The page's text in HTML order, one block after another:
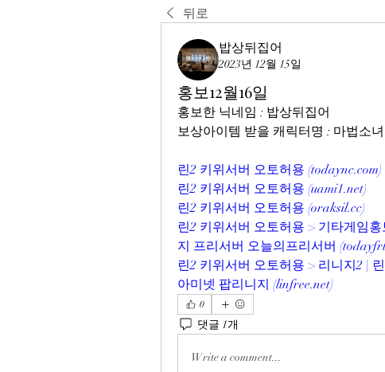
뒤로
밥상뒤집어
2023년 12월 15일
홍보12월16일
홍보한 닉네임 : 밥상뒤집어
보상아이템 받을 캐릭터명 : 마법소녀
린2 키위서버 오토허용 (todaync.com)
린2 키위서버 오토허용 (uami1.net)
린2 키위서버 오토허용 (oraksil.cc)
린2 키위서버 오토허용 > 기타게임
지 프리서버 오늘의프리서버 (
린2 키위서버 오토허용 > 리니지2 |
아미넷 팝리니지 (linfree.net)
0
댓글 1개
Write a comment...